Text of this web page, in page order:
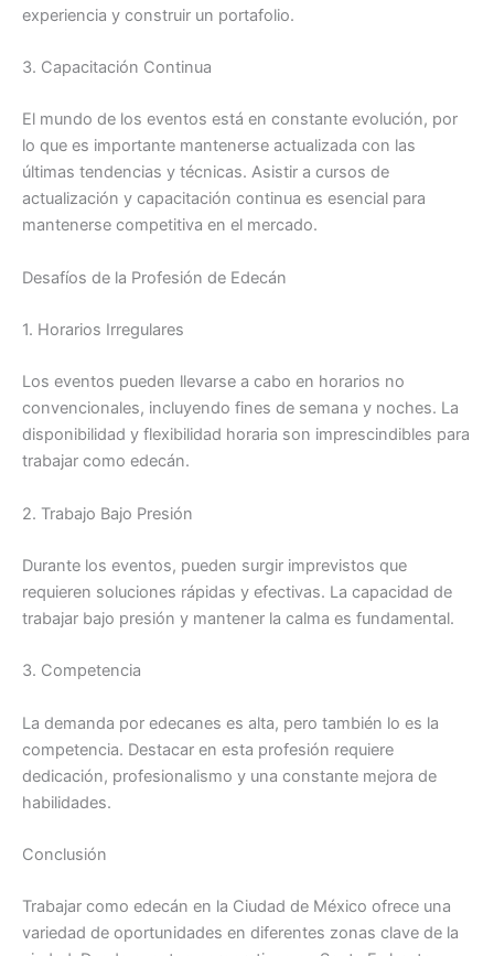
experiencia y construir un portafolio.
3. Capacitación Continua
El mundo de los eventos está en constante evolución, por
lo que es importante mantenerse actualizada con las
últimas tendencias y técnicas. Asistir a cursos de
actualización y capacitación continua es esencial para
mantenerse competitiva en el mercado.
Desafíos de la Profesión de Edecán
1. Horarios Irregulares
Los eventos pueden llevarse a cabo en horarios no
convencionales, incluyendo fines de semana y noches. La
disponibilidad y flexibilidad horaria son imprescindibles para
trabajar como edecán.
2. Trabajo Bajo Presión
Durante los eventos, pueden surgir imprevistos que
requieren soluciones rápidas y efectivas. La capacidad de
trabajar bajo presión y mantener la calma es fundamental.
3. Competencia
La demanda por edecanes es alta, pero también lo es la
competencia. Destacar en esta profesión requiere
dedicación, profesionalismo y una constante mejora de
habilidades.
Conclusión
Trabajar como edecán en la Ciudad de México ofrece una
variedad de oportunidades en diferentes zonas clave de la